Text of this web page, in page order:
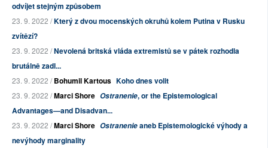
odvíjet stejným způsobem
23. 9. 2022 /Který z dvou mocenských okruhů kolem Putina v Rusku
zvítězí?
23. 9. 2022 /Nevolená britská vláda extremistů se v pátek rozhodla
brutálně zadl...
23. 9. 2022 /Bohumil Kartous Koho dnes volit
23. 9. 2022 /Marci Shore Ostranenie, or the Epistemological
Advantages—and Disadvan...
23. 9. 2022 /Marci Shore Ostranenieaneb Epistemologické výhody a
nevýhody marginality